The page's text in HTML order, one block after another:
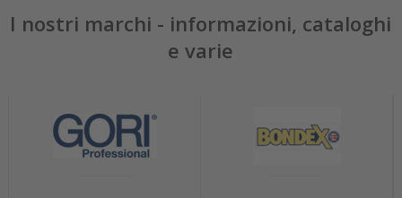
I nostri marchi - informazioni, cataloghi
e varie